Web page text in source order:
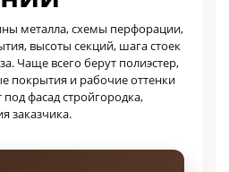
металла, схемы перфорации,
высоты секций, шага стоек
Чаще всего берут полиэстер,
покрытия и рабочие оттенки
фасад стройгородка,
заказчика.